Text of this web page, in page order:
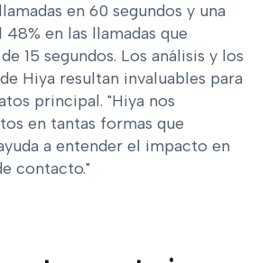
en 60 segundos y una
en las llamadas que
15 segundos. Los análisis y los
Hiya resultan invaluables para
principal. "Hiya nos
en tantas formas que
a entender el impacto en
contacto."